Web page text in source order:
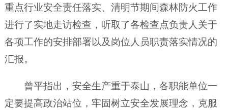
重点行业安全责任落实、清明节期间森林防火工作
进行了实地走访检查，听取了各检查点负责人关于
各项工作的安排部署以及岗位人员职责落实情况的
汇报。
曾平指出，安全生产重于泰山，各职能单位一
定要提高政治站位，牢固树立安全发展理念，克服